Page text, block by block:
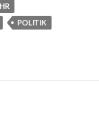
POLITIK